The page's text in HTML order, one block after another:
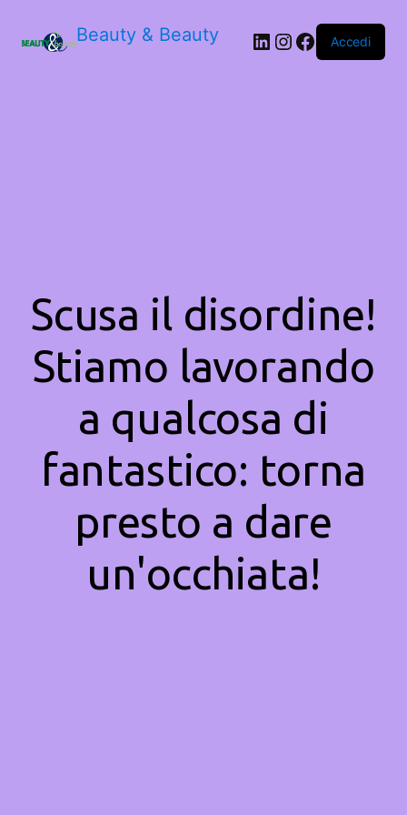
Beauty & Beauty LinkedIn
Instagram
Facebook
Accedi
Scusa il disordine!
Stiamo lavorando
a qualcosa di
fantastico: torna
presto a dare
un'occhiata!